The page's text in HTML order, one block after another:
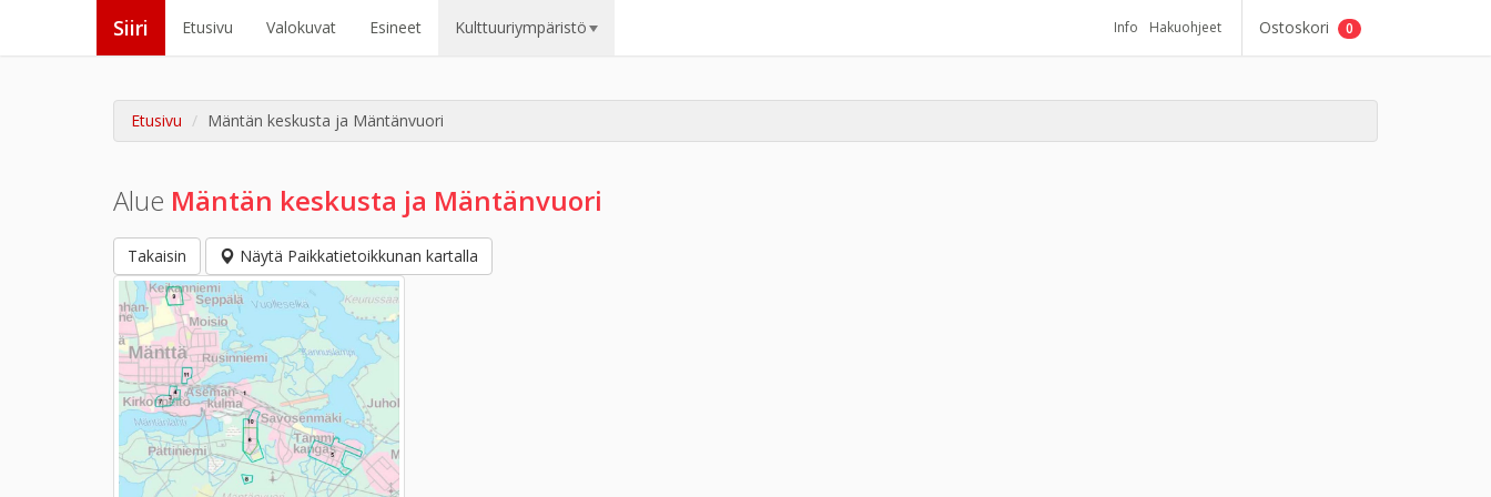
Siiri Etusivu Valokuvat Esineet Kulttuuriympäristö Info Hakuohjeet Ostoskori 0
Etusivu Mäntän keskusta ja Mäntänvuori
Alue Mäntän keskusta ja Mäntänvuori
Takaisin Näytä Paikkatietoikkunan kartalla